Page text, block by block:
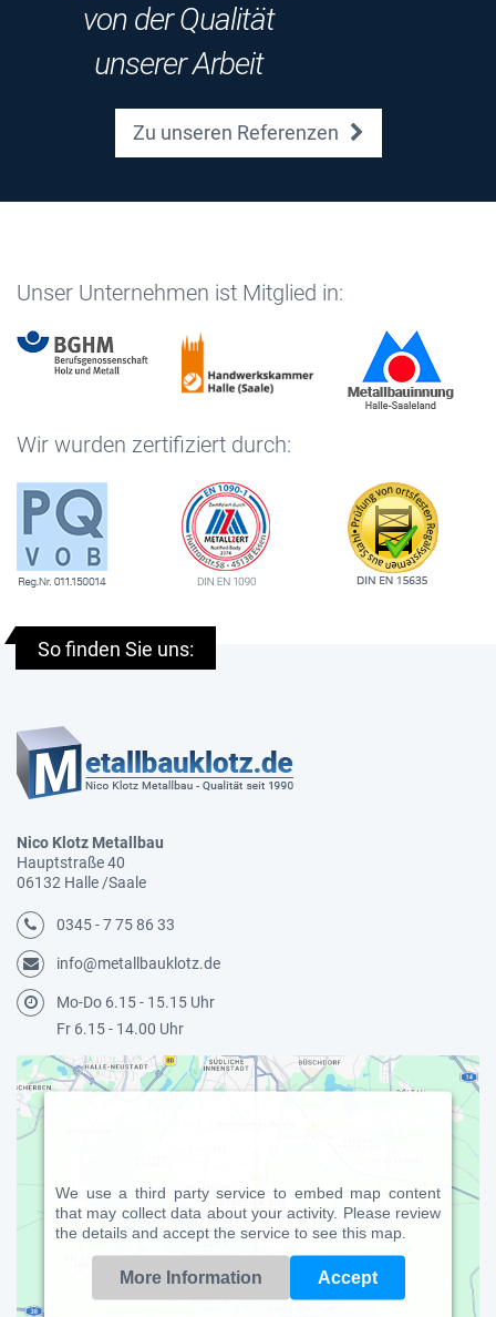
von der Qualität
unserer Arbeit
Zu unseren Referenzen
Unser Unternehmen ist Mitglied in:
Wir wurden zertifiziert durch:
So finden Sie uns:
Nico Klotz Metallbau
Hauptstraße 40
06132 Halle /Saale
0345 - 7 75 86 33
info@metallbauklotz.de
Mo-Do 6.15 - 15.15 Uhr
Fr 6.15 - 14.00 Uhr
We use a third party service to embed map content
that may collect data about your activity. Please review
the details and accept the service to see this map.
More Information Accept